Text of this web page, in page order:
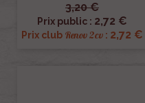
3,20 €
Prix public : 2,72 €
Prix club Renov 2cv : 2,72 €